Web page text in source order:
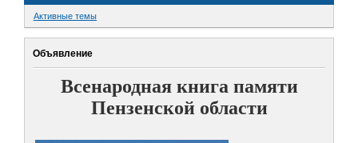
Активные темы
Объявление
Всенародная книга памяти
Пензенской области